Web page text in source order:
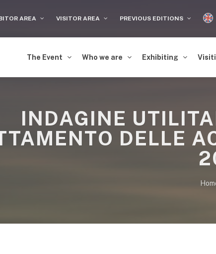
AREA VISITOR AREA PREVIOUS EDITIONS
The Event Who we are Exhibiting
INDAGINE
DELLE